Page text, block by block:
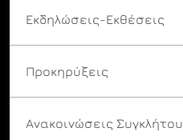
Εκδηλώσεις-Εκθέσεις
Προκηρύξεις
Ανακοινώσεις Συγκλήτου